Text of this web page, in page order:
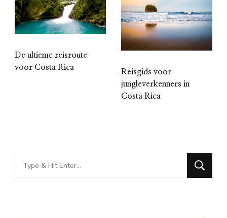
De ultieme reisroute
voor Costa Rica
Reisgids voor
jungleverkenners in
Costa Rica
Looking
for